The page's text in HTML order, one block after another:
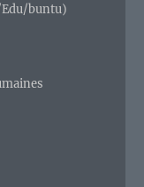
buntu)